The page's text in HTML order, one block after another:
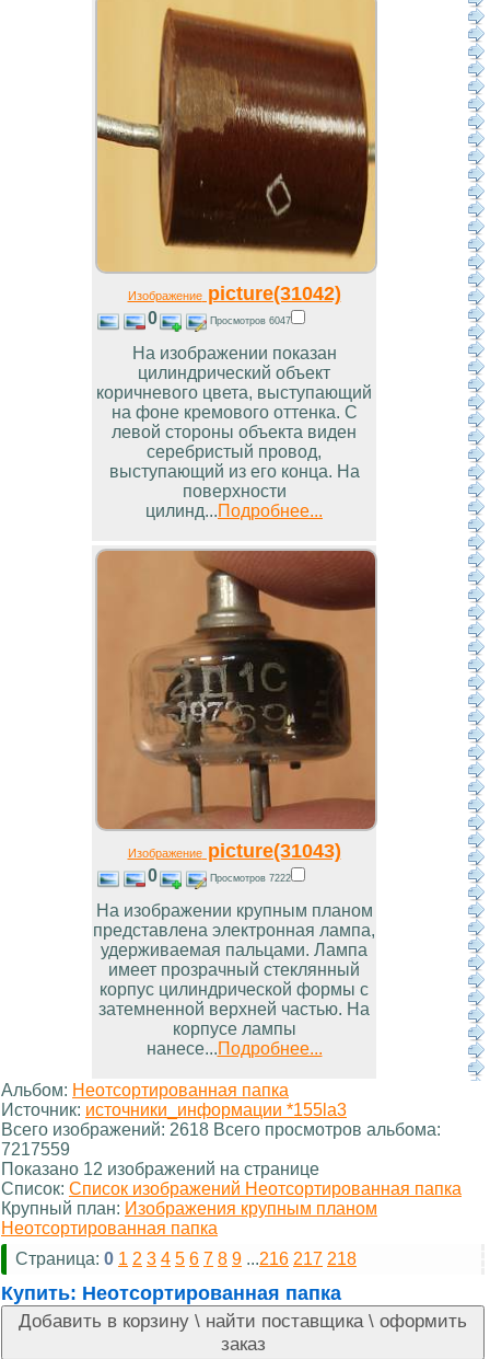
Изображениеpicture(31042)
0 Просмотров 6047
На изображении показан
цилиндрический объект
коричневого цвета, выступающий
на фоне кремового оттенка. С
левой стороны объекта виден
серебристый провод,
выступающий из его конца. На
поверхности
цилинд...Подробнее...
Изображениеpicture(31043)
0 Просмотров 7222
На изображении крупным планом
представлена электронная лампа,
удерживаемая пальцами. Лампа
имеет прозрачный стеклянный
корпус цилиндрической формы с
затемненной верхней частью. На
корпусе лампы
нанесе...Подробнее...
Альбом: Неотсортированная папка
Источник: источники_информации *155la3
Всего изображений: 2618 Всего просмотров альбома:
7217559
Показано 12 изображений на странице
Список: Список изображений Неотсортированная папка
Крупный план: Изображения крупным планом
Неотсортированная папка
Страница: 0 1 2 3 4 5 6 7 8 9 ...216 217 218
Купить: Неотсортированная папка